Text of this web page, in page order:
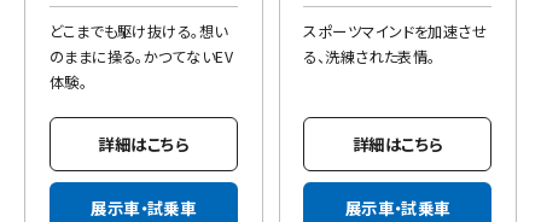
どこまでも駆け抜ける。想い
のままに操る。かつてないEV
体験。
詳細はこちら
展示車・試乗車
スポーツマインドを加速させ
る、洗練された表情。
詳細はこちら
展示車・試乗車